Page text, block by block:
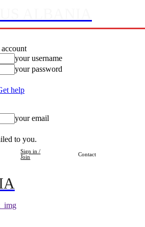
your username
your password
help
your email
to you.
Sign in /
Join
Contact